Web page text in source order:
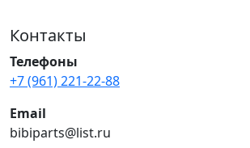
Контакты
Телефоны
+7 (961) 221-22-88
Email
bibiparts@list.ru